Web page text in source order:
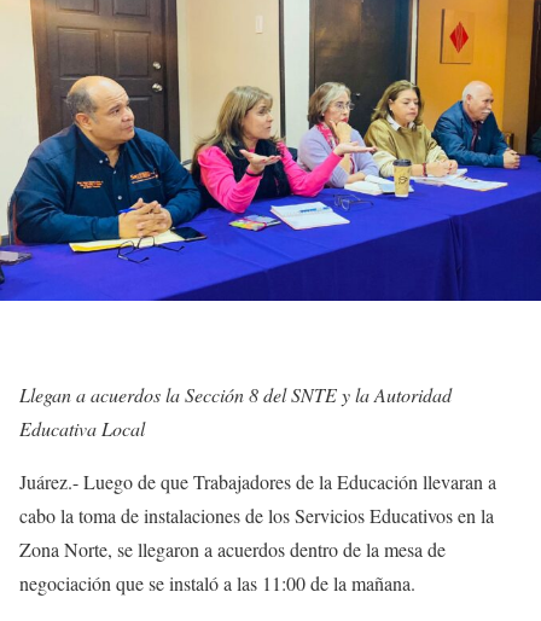
Llegan a acuerdos la Sección 8 del SNTE y la Autoridad
Educativa Local
Juárez.- Luego de que Trabajadores de la Educación llevaran a
cabo la toma de instalaciones de los Servicios Educativos en la
Zona Norte, se llegaron a acuerdos dentro de la mesa de
negociación que se instaló a las 11:00 de la mañana.